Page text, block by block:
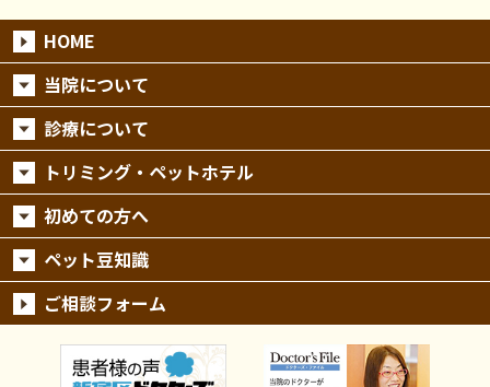
HOME
当院について
診療について
トリミング・ペットホテル
初めての方へ
ペット豆知識
ご相談フォーム